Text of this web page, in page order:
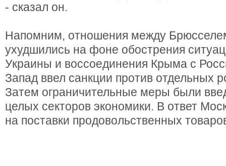
- сказал он.
Напомним, отношения между
ухудшились на фоне обострения
Украины и воссоединения Крыма с
Запад ввел санкции против отдельных
Затем ограничительные меры были
целых секторов экономики. В ответ
на поставки продовольственных